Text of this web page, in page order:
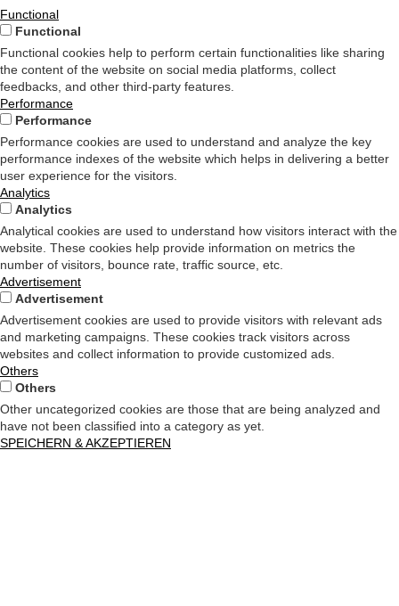
Functional
Functional
Functional cookies help to perform certain functionalities like sharing
the content of the website on social media platforms, collect
feedbacks, and other third-party features.
Performance
Performance
Performance cookies are used to understand and analyze the key
performance indexes of the website which helps in delivering a better
user experience for the visitors.
Analytics
Analytics
Analytical cookies are used to understand how visitors interact with the
website. These cookies help provide information on metrics the
number of visitors, bounce rate, traffic source, etc.
Advertisement
Advertisement
Advertisement cookies are used to provide visitors with relevant ads
and marketing campaigns. These cookies track visitors across
websites and collect information to provide customized ads.
Others
Others
Other uncategorized cookies are those that are being analyzed and
have not been classified into a category as yet.
SPEICHERN & AKZEPTIEREN